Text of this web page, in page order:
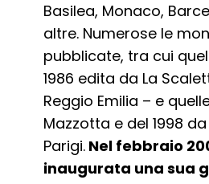
Basilea, Monaco,
altre. Numerose le
pubblicate, tra cui
1986 edita da La
Reggio Emilia – e
Mazzotta e del 1998
Parigi. Nel febbraio
inaugurata una sua